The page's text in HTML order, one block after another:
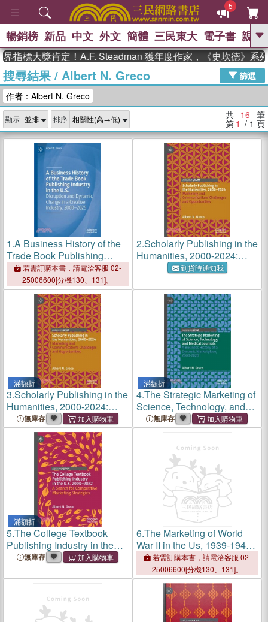
5
GO
熱搜： 東野圭吾 高希均教授回憶錄
、 The Odyssey 、 父親節 、 如果歷
獎 臺灣漫遊錄 、 方念華 、 台灣的李
登輝時代
數學女孩：黎曼猜想 、
偉大的迷走神經
暢銷榜 新品 中文 外文 簡體 三民東大 電子書 親子
標大獎肯定！A.F. Steadman 獲年度作家，《史坎德》系列
搜尋結果/ Albert N. Greco
篩選
作者：Albert N. Greco
顯示 排序 共 16 筆
第 1 / 1 頁
1.A Business History of the
Trade Book Publishing
Industry in the U.S.:
Disruption and Dynamic
Change in a Creative
Industry, 2000-2025
若需訂購本書，請電洽客服 02-
25006600[分機130、131]。
2.Scholarly Publishing in the
Humanities, 2000-2024:
Marketing and
Challenges and
Opportunities
到貨時通知我
滿額折
3.Scholarly Publishing in the
Humanities, 2000-2024:
Marketing and
Communications
Challenges and
Opportunities
無庫存
滿額折
4.The Strategic Marketing of
Science, Technology, and
Medical Journals: A
Business History of a
Dynamic Marketplace, 2000-
無庫存
滿額折
5.The College Textbook
Publishing Industry in the
U.S. 2000-2022: A Search
Strategies
無庫存
6.The Marketing of World
War II in the Us, 1939-1946:
A Business History of the Us
Government and the Media
and Entertainment Industries
若需訂購本書，請電洽客服 02-
25006600[分機130、131]。